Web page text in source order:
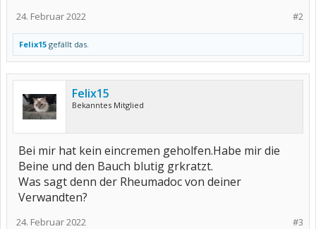
#2
24. Februar 2022
Felix15 gefällt das.
Felix15
Bekanntes Mitglied
Bei mir hat kein eincremen geholfen.Habe mir die
Beine und den Bauch blutig grkratzt.
Was sagt denn der Rheumadoc von deiner
Verwandten?
#3
24. Februar 2022